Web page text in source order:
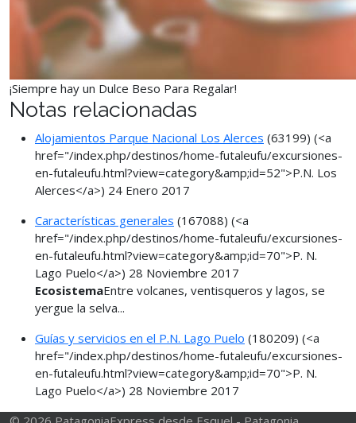
¡Siempre hay un Dulce Beso Para Regalar!
Notas relacionadas
Alojamientos Parque Nacional Los Alerces (63199) (<a
href="/index.php/destinos/home-futaleufu/excursiones-
en-futaleufu.html?view=category&amp;id=52">P.N. Los
Alerces</a>) 24 Enero 2017
Características generales (167088) (<a
href="/index.php/destinos/home-futaleufu/excursiones-
en-futaleufu.html?view=category&amp;id=70">P. N.
Lago Puelo</a>) 28 Noviembre 2017
EcosistemaEntre volcanes, ventisqueros y lagos, se
yergue la selva...
Guías y servicios en el P.N. Lago Puelo (180209) (<a
href="/index.php/destinos/home-futaleufu/excursiones-
en-futaleufu.html?view=category&amp;id=70">P. N.
Lago Puelo</a>) 28 Noviembre 2017